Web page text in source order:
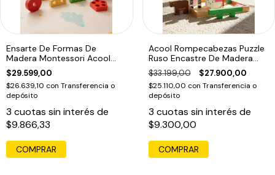
Ensarte De Formas De
Madera Montessori Acool
Ac7318
$29.599,00
$26.639,10 con Transferencia o
depósito
3 cuotas sin interés de
$9.866,33
Acool Rompecabezas Puzzle
Ruso Encastre De Madera
Ac6616
$33.199,00 $27.900,00
$25.110,00 con Transferencia o
depósito
3 cuotas sin interés de
$9.300,00
COMPRAR